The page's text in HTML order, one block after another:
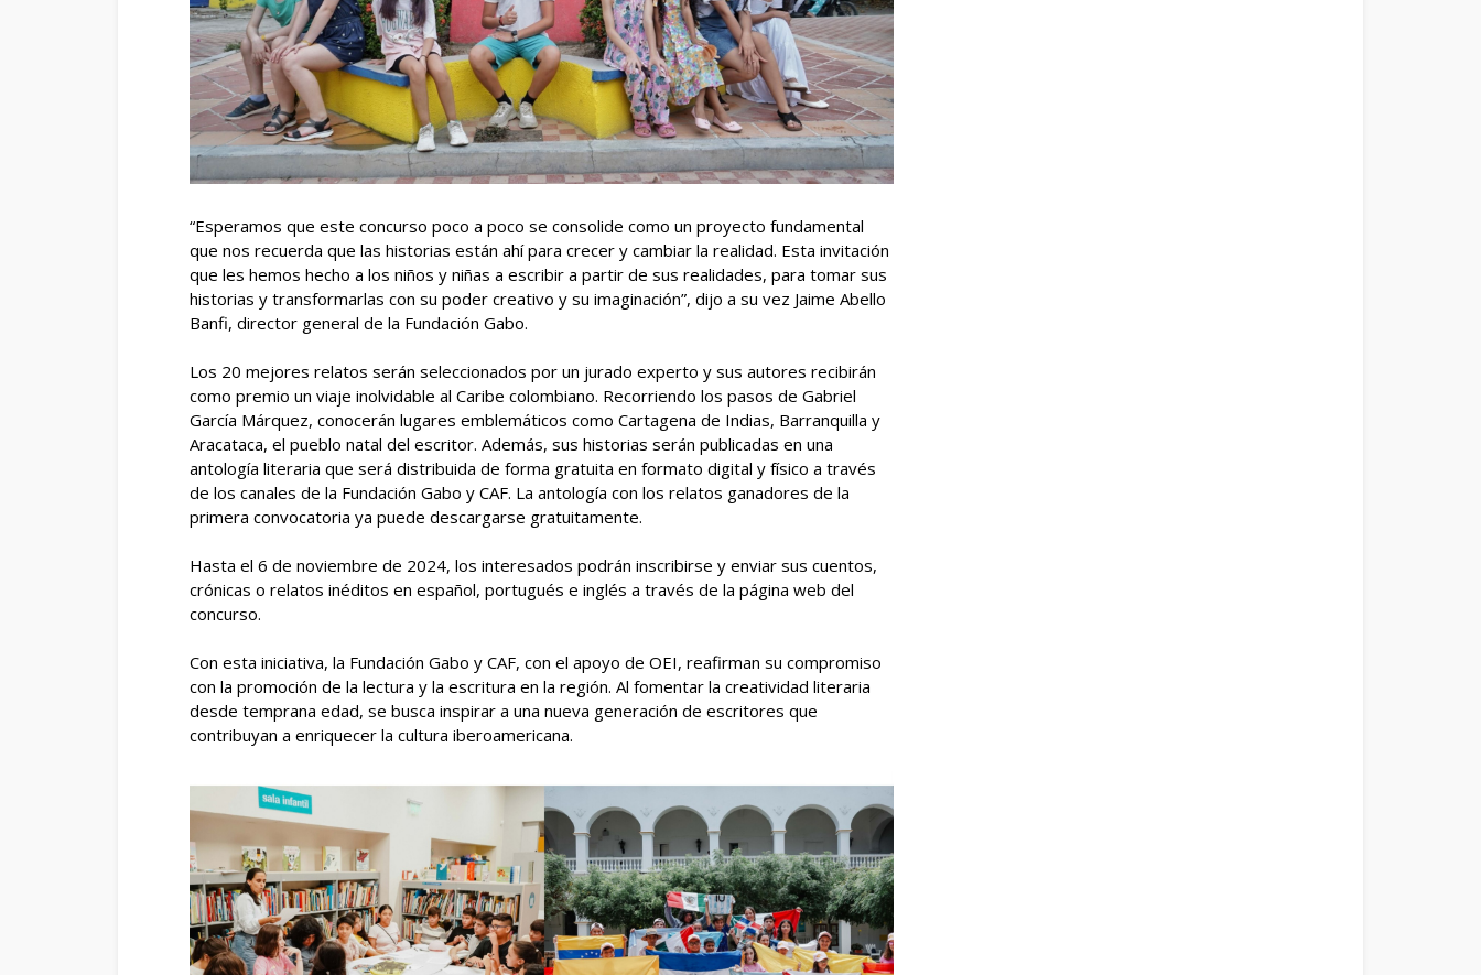
“Esperamos que este concurso poco a poco se consolide como un proyecto fundamental
que nos recuerda que las historias están ahí para crecer y cambiar la realidad. Esta invitación
que les hemos hecho a los niños y niñas a escribir a partir de sus realidades, para tomar sus
historias y transformarlas con su poder creativo y su imaginación”, dijo a su vez Jaime Abello
Banfi, director general de la Fundación Gabo.
Los 20 mejores relatos serán seleccionados por un jurado experto y sus autores recibirán
como premio un viaje inolvidable al Caribe colombiano. Recorriendo los pasos de Gabriel
García Márquez, conocerán lugares emblemáticos como Cartagena de Indias, Barranquilla y
Aracataca, el pueblo natal del escritor. Además, sus historias serán publicadas en una
antología literaria que será distribuida de forma gratuita en formato digital y físico a través
de los canales de la Fundación Gabo y CAF. La antología con los relatos ganadores de la
primera convocatoria ya puede descargarse gratuitamente.
Hasta el 6 de noviembre de 2024, los interesados podrán inscribirse y enviar sus cuentos,
crónicas o relatos inéditos en español, portugués e inglés a través de la página web del
concurso.
Con esta iniciativa, la Fundación Gabo y CAF, con el apoyo de OEI, reafirman su compromiso
con la promoción de la lectura y la escritura en la región. Al fomentar la creatividad literaria
desde temprana edad, se busca inspirar a una nueva generación de escritores que
contribuyan a enriquecer la cultura iberoamericana.